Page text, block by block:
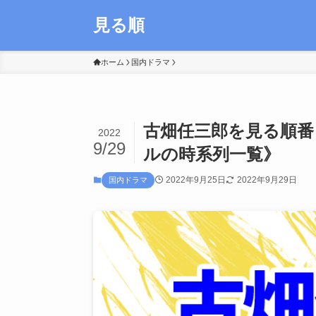
見る順
ホーム 国内ドラマ
古畑任三郎を見る順
ルの時系列一覧》
2022
9/29
国内ドラマ 2022年9月25日 2022年9月29日